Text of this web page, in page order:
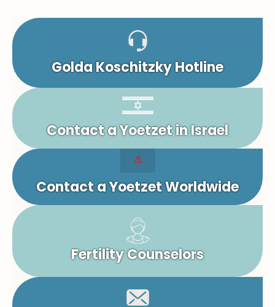
Golda Koschitzky Hotline
Contact a Yoetzet in Israel
Contact a Yoetzet Worldwide
Fertility Counselors